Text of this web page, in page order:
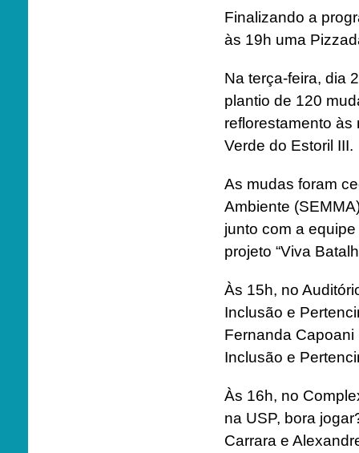
Finalizando a
às 19h uma
Na terça-feira, dia
plantio de 120
reflorestamento
Verde do Estoril III.
As mudas foram
Ambiente
junto com a
projeto “Viva
Às 15h, no
Inclusão e
Fernanda
Inclusão e
Às 16h, no
na USP, bora
Carrara e